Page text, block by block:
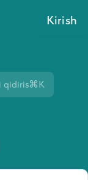
Kirish
⌘K